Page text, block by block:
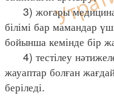
3) жоғары
білімі бар мамандар
бойынша кемінде бір
4) тестілеу
жауаптар болған
беріледі.